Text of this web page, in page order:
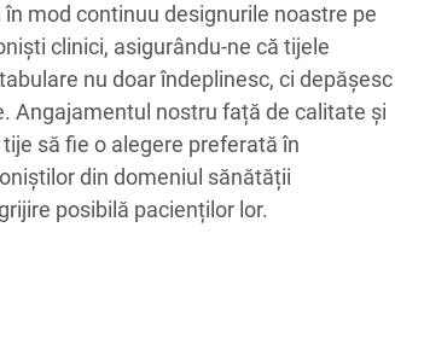
mod continuu designurile noastre pe
clinici, asigurându-ne că tijele
nu doar îndeplinesc, ci depășesc
Angajamentul nostru față de calitate și
să fie o alegere preferată în
din domeniul sănătății
posibilă pacienților lor.